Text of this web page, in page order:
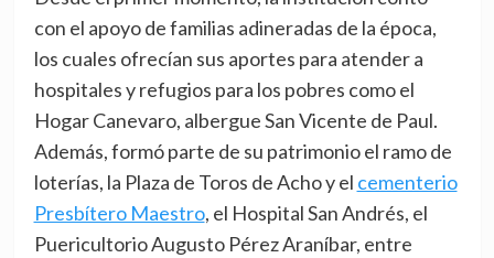
con el apoyo de familias adineradas de la época,
los cuales ofrecían sus aportes para atender a
hospitales y refugios para los pobres como el
Hogar Canevaro, albergue San Vicente de Paul.
Además, formó parte de su patrimonio el ramo de
loterías, la Plaza de Toros de Acho y el cementerio
Presbítero Maestro, el Hospital San Andrés, el
Puericultorio Augusto Pérez Araníbar, entre